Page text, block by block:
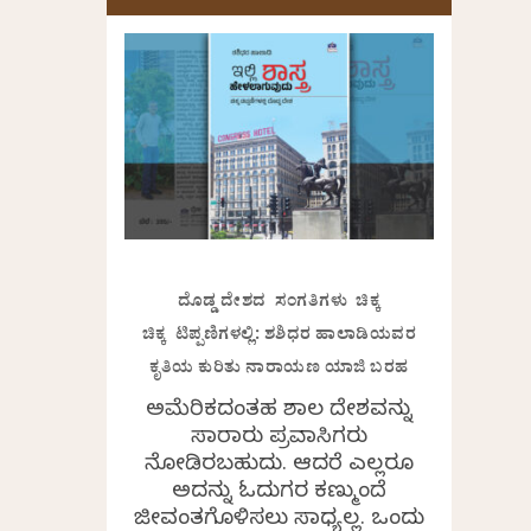
ದೊಡ್ಡ ದೇಶದ ಸಂಗತಿಗಳು ಚಿಕ್ಕ
ಚಿಕ್ಕ ಟಿಪ್ಪಣಿಗಳಲ್ಲಿ: ಶಶಿಧರ ಹಾಲಾಡಿಯವರ
ಕೃತಿಯ ಕುರಿತು ನಾರಾಯಣ ಯಾಜಿ ಬರಹ
ಅಮೆರಿಕದಂತಹ ವಿಶಾಲ ದೇಶವನ್ನು
ಸಾವಿರಾರು ಪ್ರವಾಸಿಗರು
ನೋಡಿರಬಹುದು. ಆದರೆ ಎಲ್ಲರೂ
ಅದನ್ನು ಓದುಗರ ಕಣ್ಮುಂದೆ
ಜೀವಂತಗೊಳಿಸಲು ಸಾಧ್ಯವಿಲ್ಲ. ಒಂದು